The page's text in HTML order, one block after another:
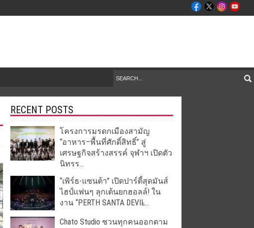
RECENT POSTS
โครงการมรดกเมืองสามัญ
“อาหาร–พื้นที่ศักดิ์สิทธิ์” สู่
เศรษฐกิจสร้างสรรค์ จุฬาฯ เปิดตัว
นิทรร...
“เพิร์ธ-แซนต้า” เปิดปาร์ตี้สุดมันส์
ไฮป์แฟนๆ ลุกเต้นยกฮอลล์! ใน
งาน “PERTH SANTA DEVIL̵...
Chato Studio ชวนทุกคนออกตาม